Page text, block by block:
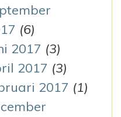
(6)
2017 (3)
2017 (3)
2017 (1)